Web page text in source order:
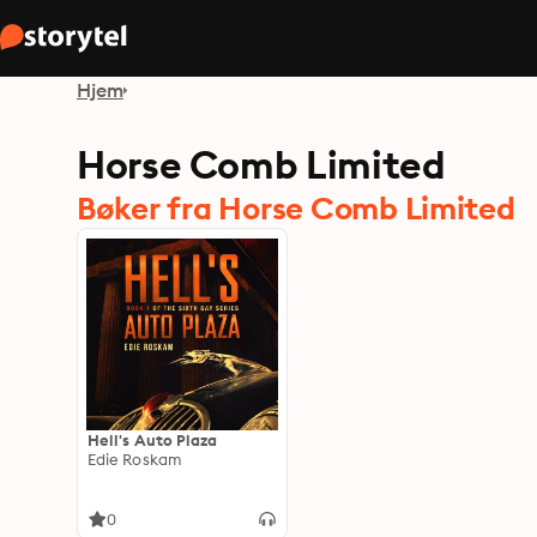
Hjem
Horse Comb Limited
Bøker fra Horse Comb Limited
Hell's Auto Plaza
Edie Roskam
0